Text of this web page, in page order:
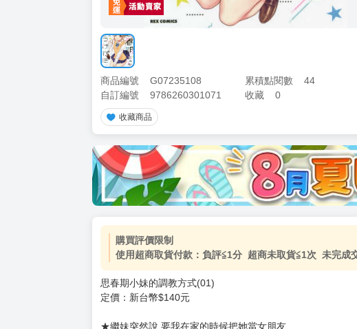
商品編號 G07235108 累積點閱數
44
自訂編號
9786260301071 收藏 0
收藏商品
加價購 ( 共
(加購品) 買動漫★《$15元-加固紙箱包裝